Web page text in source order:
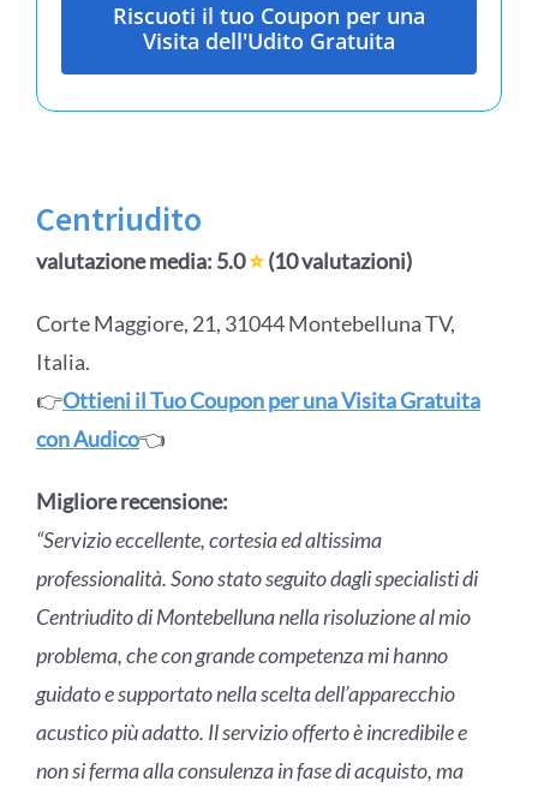
Riscuoti il tuo Coupon per una
Visita dell'Udito Gratuita
Centriudito
valutazione media: 5.0⭐(10 valutazioni)
Corte Maggiore, 21, 31044 Montebelluna TV,
Italia.
👉Ottieni il Tuo Coupon per una Visita Gratuita
con Audico👈
Migliore recensione:
“Servizio eccellente, cortesia ed altissima
professionalità. Sono stato seguito dagli specialisti di
Centriudito di Montebelluna nella risoluzione al mio
problema, che con grande competenza mi hanno
guidato e supportato nella scelta dell’apparecchio
acustico più adatto. Il servizio offerto è incredibile e
non si ferma alla consulenza in fase di acquisto, ma